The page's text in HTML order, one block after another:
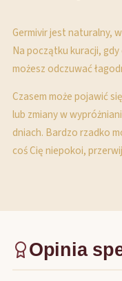
Germivir jest naturalny,
Na początku kuracji,
możesz odczuwać
Czasem może pojawić
lub zmiany w
dniach. Bardzo rzadko
coś Cię niepokoi,
Opinia